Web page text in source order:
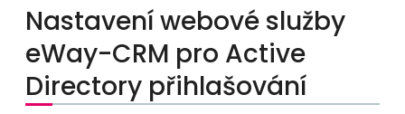
Nastavení webové služby
eWay-CRM pro Active
Directory přihlašování